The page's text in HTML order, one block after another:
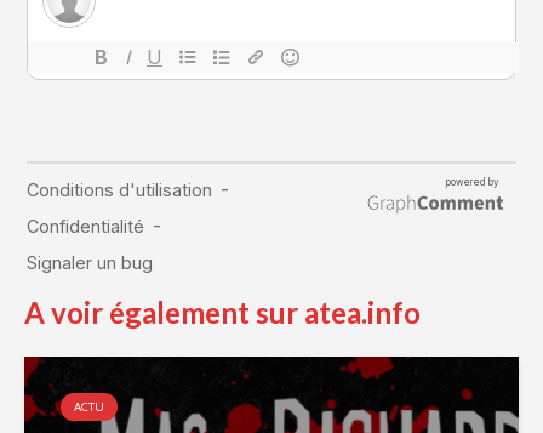
A voir également sur atea.info
ACTU